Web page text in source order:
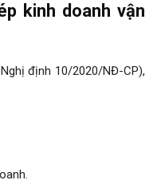
kinh doanh vận
định 10/2020/NĐ-CP),